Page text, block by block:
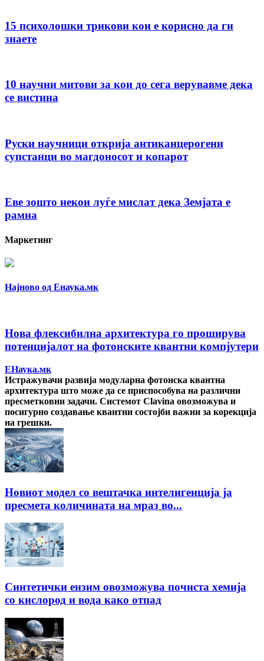
15 психолошки трикови кои е корисно да ги
знаете
10 научни митови за кои до сега верувавме дека
се вистина
Руски научници открија антиканцерогени
супстанци во магдоносот и копарот
Еве зошто некои луѓе мислат дека Земјата е
рамна
Маркетинг
Најново од Енаука.мк
Нова флексибилна архитектура го проширува
потенцијалот на фотонските квантни компјутери
ЕНаука.мк
Истражувачи развија модуларна фотонска квантна
архитектура што може да се приспособува на различни
пресметковни задачи. Системот Clavina овозможува и
посигурно создавање квантни состојби важни за корекција
на грешки.
Новиот модел со вештачка интелигенција ја
пресмета количината на мраз во...
Синтетички ензим овозможува почиста хемија
со кислород и вода како отпад